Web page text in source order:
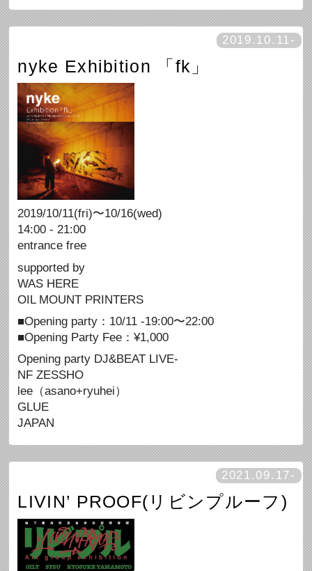
2019.10.11-
nyke Exhibition 「fk」
2019/10/11(fri)〜10/16(wed)
14:00 - 21:00
entrance free
supported by
WAS HERE
OIL MOUNT PRINTERS
■Opening party：10/11 -19:00〜22:00
■Opening Party Fee：¥1,000
Opening party DJ&BEAT LIVE-
NF ZESSHO
lee（asano+ryuhei）
GLUE
JAPAN
2021.09.17-
LIVIN’ PROOF(リビンプルーフ)